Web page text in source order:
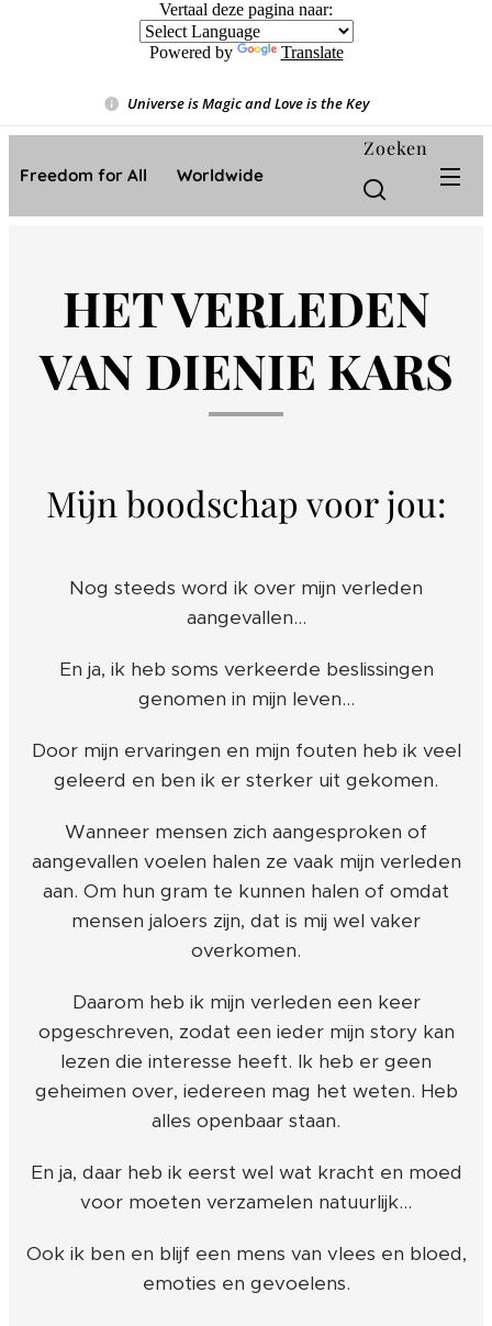
Vertaal deze pagina naar:
Powered by Translate
Universe is Magic and Love is the Key❤️
Freedom for All ❤️ Worldwide
Zoeken
HET VERLEDEN
VAN DIENIE KARS
Mijn boodschap voor jou:
Nog steeds word ik over mijn verleden
aangevallen...
En ja, ik heb soms verkeerde beslissingen
genomen in mijn leven...
Door mijn ervaringen en mijn fouten heb ik veel
geleerd en ben ik er sterker uit gekomen.
Wanneer mensen zich aangesproken of
aangevallen voelen halen ze vaak mijn verleden
aan. Om hun gram te kunnen halen of omdat
mensen jaloers zijn, dat is mij wel vaker
overkomen.
Daarom heb ik mijn verleden een keer
opgeschreven, zodat een ieder mijn story kan
lezen die interesse heeft. Ik heb er geen
geheimen over, iedereen mag het weten. Heb
alles openbaar staan.
En ja, daar heb ik eerst wel wat kracht en moed
voor moeten verzamelen natuurlijk...
Ook ik ben en blijf een mens van vlees en bloed,
emoties en gevoelens.